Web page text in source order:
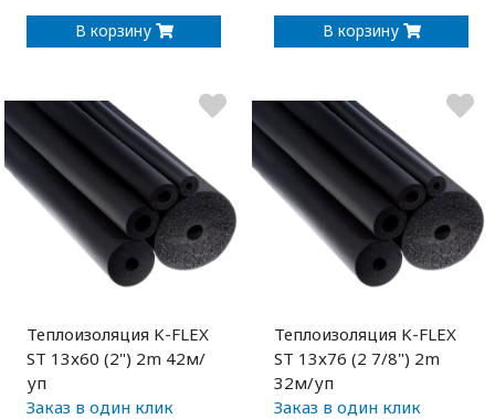
В корзину В корзину
Теплоизоляция K-FLEX
ST 13x60 (2") 2m 42м/
уп
Заказ в один клик
Теплоизоляция K-FLEX
ST 13x76 (2 7/8") 2m
32м/уп
Заказ в один клик